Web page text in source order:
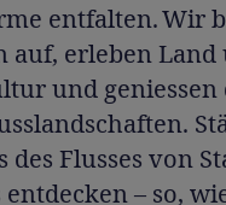
entfalten. Wir
auf, erleben Land
und geniessen
Flusses von
– so,